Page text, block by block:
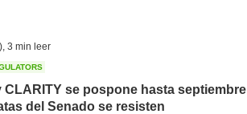
3 min leer
CLARITY se pospone hasta septiembre
del Senado se resisten